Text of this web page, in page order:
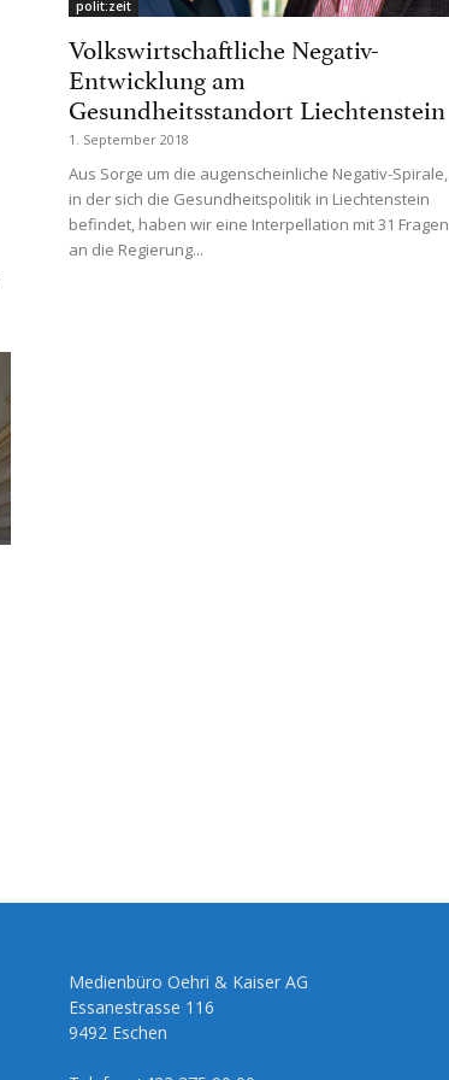
polit:zeit
Volkswirtschaftliche Negativ-
Entwicklung am
Gesundheitsstandort Liechtenstein
1. September 2018
Aus Sorge um die augenscheinliche Negativ-Spirale,
in der sich die Gesundheitspolitik in Liechtenstein
befindet, haben wir eine Interpellation mit 31 Fragen
an die Regierung...
Medienbüro Oehri & Kaiser AG
Essanestrasse 116
9492 Eschen